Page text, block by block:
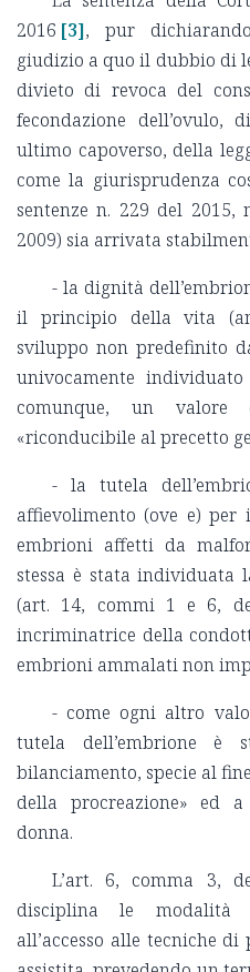
2016 [3], pur
giudizio a quo il dubbio di
divieto di revoca del
fecondazione dell’ovulo,
ultimo capoverso, della
come la giurisprudenza
sentenze n. 229 del
2009) sia arrivata
- la dignità
il principio della vita
sviluppo non predefinito
univocamente
comunque, un valore
«riconducibile al precetto
- la tutela
affievolimento (ove e)
embrioni affetti da
stessa è stata individuata
(art. 14, commi 1 e 6,
incriminatrice della
embrioni ammalati non
- come ogni altro
tutela dell’embrione è
bilanciamento, specie al
della procreazione» ed
donna.
L’art. 6, comma 3,
disciplina le modalità
all’accesso alle tecniche